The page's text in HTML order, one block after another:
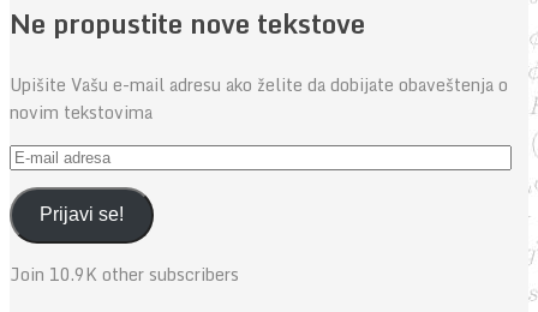
Ne propustite nove tekstove
Upišite Vašu e-mail adresu ako želite da dobijate obaveštenja o
novim tekstovima
E-
mail
adresaPrijavi se!
Join 10.9K other subscribers